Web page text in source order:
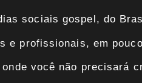
sociais gospel, do
profissionais, em
você não precisará